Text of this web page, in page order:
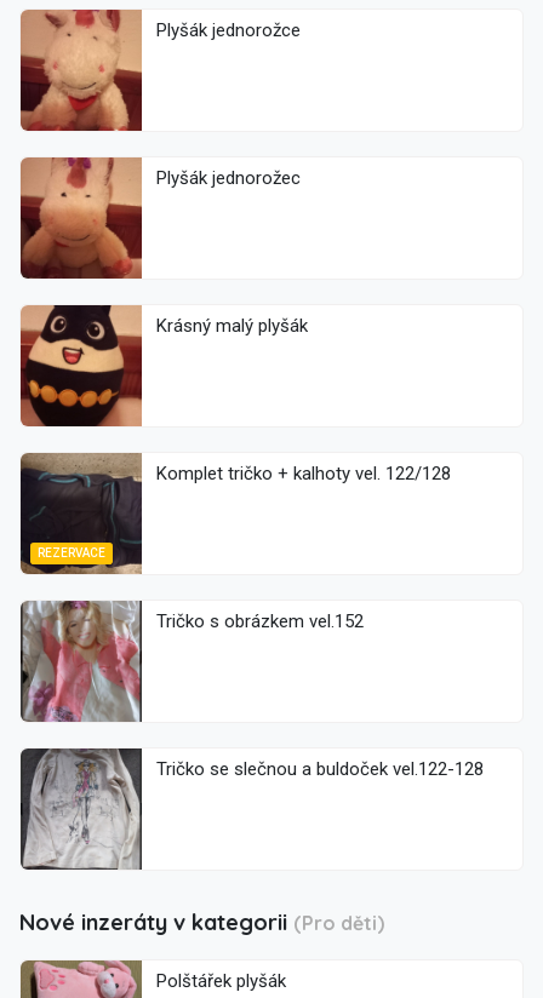
Plyšák jednorožce
Plyšák jednorožec
Krásný malý plyšák
REZERVACE
Komplet tričko + kalhoty vel. 122/128
Tričko s obrázkem vel.152
Tričko se slečnou a buldoček vel.122-128
Nové inzeráty v kategorii (Pro děti)
Polštářek plyšák